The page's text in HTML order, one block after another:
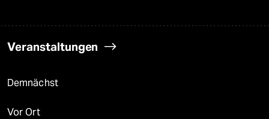
Veranstaltungen
Demnächst
Vor Ort